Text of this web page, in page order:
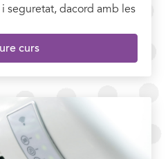
seguretat, dacord amb les
curs